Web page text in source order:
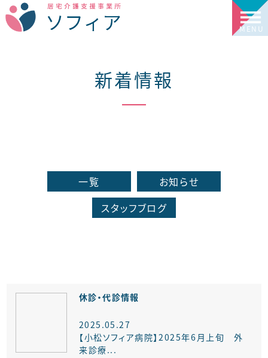
新着情報
一覧
お知らせ
スタッフブログ
休診・代診情報
2025.05.27
【小松ソフィア病院】2025年6月上旬 外
来診療...